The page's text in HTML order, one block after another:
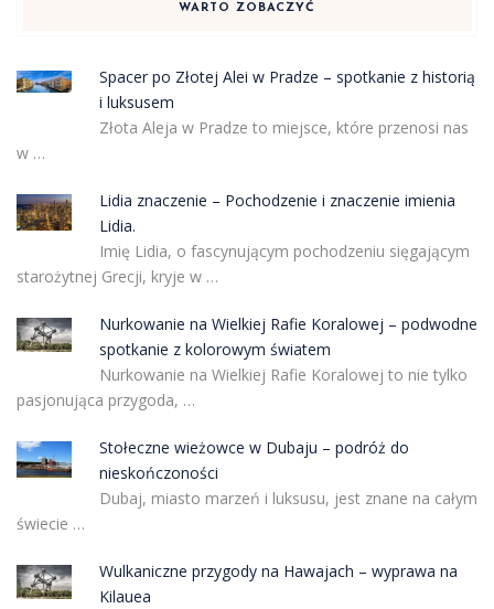
WARTO ZOBACZYĆ
Spacer po Złotej Alei w Pradze – spotkanie z historią
i luksusem
Złota Aleja w Pradze to miejsce, które przenosi nas
w …
Lidia znaczenie – Pochodzenie i znaczenie imienia
Lidia.
Imię Lidia, o fascynującym pochodzeniu sięgającym
starożytnej Grecji, kryje w …
Nurkowanie na Wielkiej Rafie Koralowej – podwodne
spotkanie z kolorowym światem
Nurkowanie na Wielkiej Rafie Koralowej to nie tylko
pasjonująca przygoda, …
Stołeczne wieżowce w Dubaju – podróż do
nieskończoności
Dubaj, miasto marzeń i luksusu, jest znane na całym
świecie …
Wulkaniczne przygody na Hawajach – wyprawa na
Kilauea